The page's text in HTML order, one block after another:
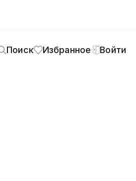
Поиск Избранное Войти